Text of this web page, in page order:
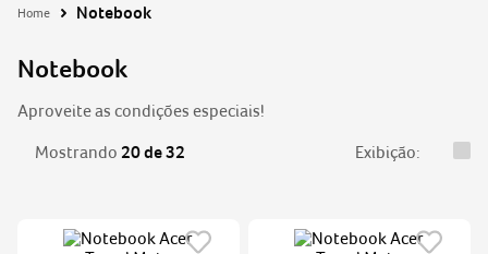
2 aspire
acer nitro v15
Notebook
Notebook
Aproveite as condições especiais!
Mostrando 20 de 32